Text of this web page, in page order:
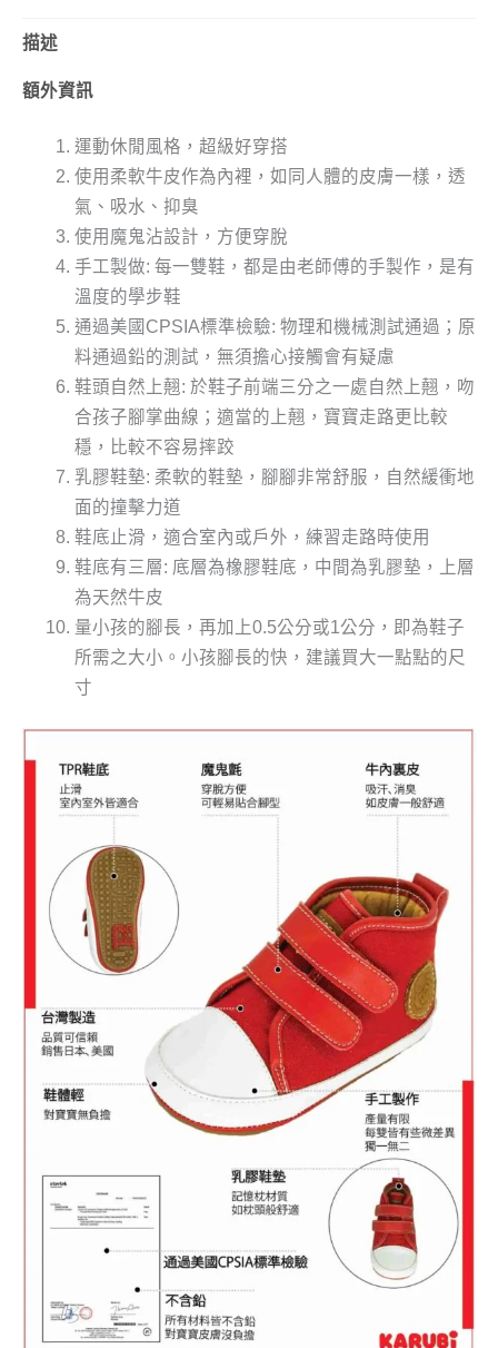
描述
額外資訊
運動休閒風格，超級好穿搭
使用柔軟牛皮作為內裡，如同人體的皮膚一樣，透
氣、吸水、抑臭
使用魔鬼沾設計，方便穿脫
手工製做: 每一雙鞋，都是由老師傅的手製作，是有
溫度的學步鞋
通過美國CPSIA標準檢驗: 物理和機械測試通過；原
料通過鉛的測試，無須擔心接觸會有疑慮
鞋頭自然上翹: 於鞋子前端三分之一處自然上翹，吻
合孩子腳掌曲線；適當的上翹，寶寶走路更比較
穩，比較不容易摔跤
乳膠鞋墊: 柔軟的鞋墊，腳腳非常舒服，自然緩衝地
面的撞擊力道
鞋底止滑，適合室內或戶外，練習走路時使用
鞋底有三層: 底層為橡膠鞋底，中間為乳膠墊，上層
為天然牛皮
量小孩的腳長，再加上0.5公分或1公分，即為鞋子
所需之大小。小孩腳長的快，建議買大一點點的尺
寸